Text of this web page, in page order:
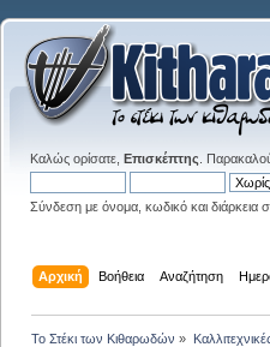
Καλώς ορίσατε, Επισκέπτης .
Σύνδεση με όνομα, κωδικό και διάρκεια
Αρχική Βοήθεια Αναζήτηση
Το Στέκι των Κιθαρωδών »